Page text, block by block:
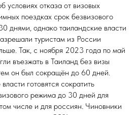
условиях отказа от визовых
поездках срок безвизового
днями, однако таиландские власти
туристам из России
Так, с ноября 2023 года по май
въезжать в Таиланд без визы
он был сокращён до 60 дней.
готовятся сократить
режима до 30 дней для
числе и для россиян. Чиновники